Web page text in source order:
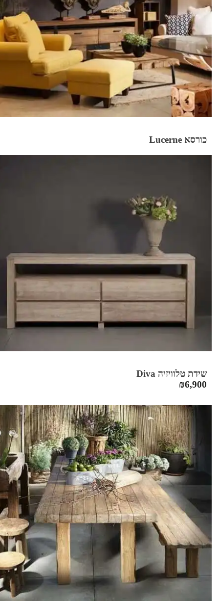
כורסא Lucerne
שידת טלוויזיה Diva
₪6,900